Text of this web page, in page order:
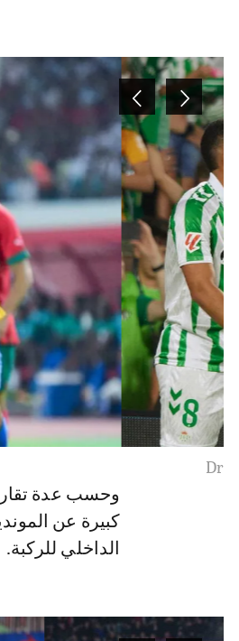
Dr
وحسب عدة
كبيرة عن
الداخلي للركبة.